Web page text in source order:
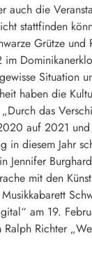
auch die
stattfinden
Grütze und
Situation
haben die
das
auf 2021
in diesem Jahr
Jennifer
mit den
am 19.
Ralph Richter